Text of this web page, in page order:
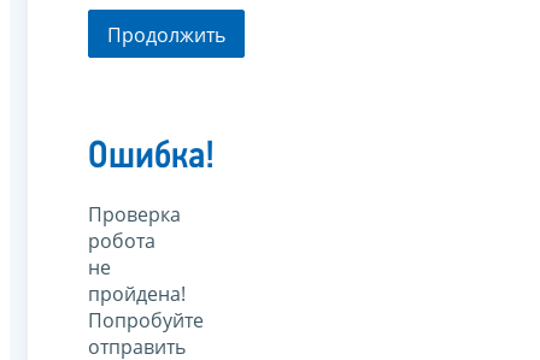
Продолжить
Ошибка!
Проверка
робота
не
пройдена!
Попробуйте
отправить